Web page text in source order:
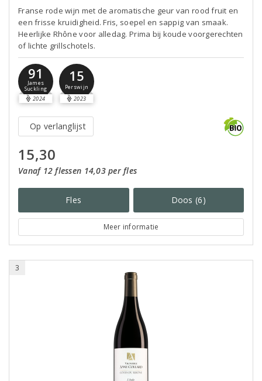
Franse rode wijn met de aromatische geur van rood fruit en
een frisse kruidigheid. Fris, soepel en sappig van smaak.
Heerlijke Rhône voor alledag. Prima bij koude voorgerechten
of lichte grillschotels.
91
James
Suckling
2024
15
Perswijn
2023
Op verlanglijst
15,30
Vanaf 12 flessen 14,03 per fles
Fles Doos (6)
Meer informatie
3